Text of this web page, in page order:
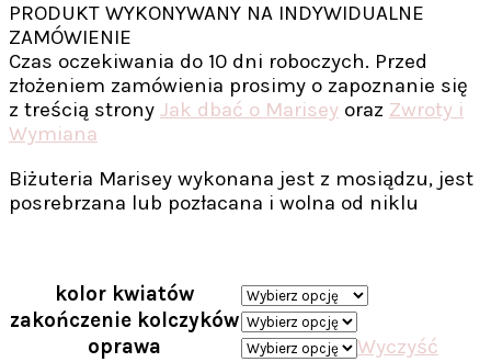
PRODUKT WYKONYWANY NA INDYWIDUALNE
ZAMÓWIENIE
Czas oczekiwania do 10 dni roboczych. Przed
złożeniem zamówienia prosimy o zapoznanie się
z treścią strony Jak dbać o Marisey oraz Zwroty i
Wymiana
Biżuteria Marisey wykonana jest z mosiądzu, jest
posrebrzana lub pozłacana i wolna od niklu
kolor kwiatów
zakończenie kolczyków
oprawa
Wyczyść